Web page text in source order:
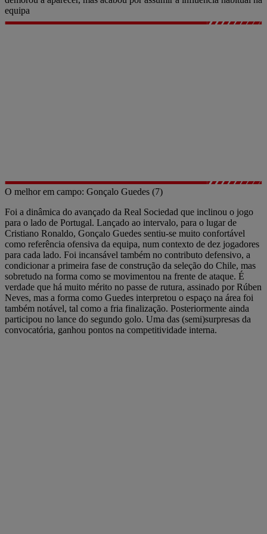
equipa
O melhor em campo: Gonçalo Guedes (7)
Foi a dinâmica do avançado da Real Sociedad que inclinou o jogo
para o lado de Portugal. Lançado ao intervalo, para o lugar de
Cristiano Ronaldo, Gonçalo Guedes sentiu-se muito confortável
como referência ofensiva da equipa, num contexto de dez jogadores
para cada lado. Foi incansável também no contributo defensivo, a
condicionar a primeira fase de construção da seleção do Chile, mas
sobretudo na forma como se movimentou na frente de ataque. É
verdade que há muito mérito no passe de rutura, assinado por Rúben
Neves, mas a forma como Guedes interpretou o espaço na área foi
também notável, tal como a fria finalização. Posteriormente ainda
participou no lance do segundo golo. Uma das (semi)surpresas da
convocatória, ganhou pontos na competitividade interna.